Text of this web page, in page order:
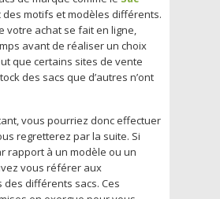
des motifs et modèles différents.
votre achat se fait en ligne,
avant de réaliser un choix
que certains sites de vente
des sacs que d’autres n’ont
vous pourriez donc effectuer
regretterez par la suite. Si
rapport à un modèle ou un
vous référer aux
différents sacs. Ces